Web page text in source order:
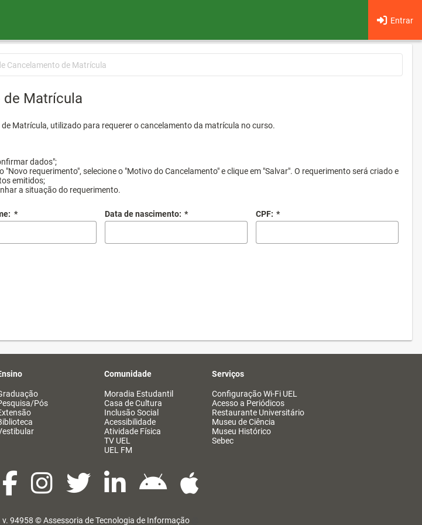
Entrar
Cancelamento de Matrícula
de Matrícula
Matrícula, utilizado para requerer o cancelamento da matrícula no curso.
dados";
requerimento", selecione o "Motivo do Cancelamento" e clique em "Salvar". O requerimento será criado e
emitidos;
a situação do requerimento.
* Data de nascimento: * CPF: *
Pós
Comunidade
Moradia Estudantil
Casa de Cultura
Inclusão Social
Acessibilidade
Atividade Física
TV UEL
UEL FM
Serviços
Configuração Wi-Fi UEL
Acesso a Periódicos
Restaurante Universitário
Museu de Ciência
Museu Histórico
Sebec
v. 94958 ©Assessoria de Tecnologia de Informação